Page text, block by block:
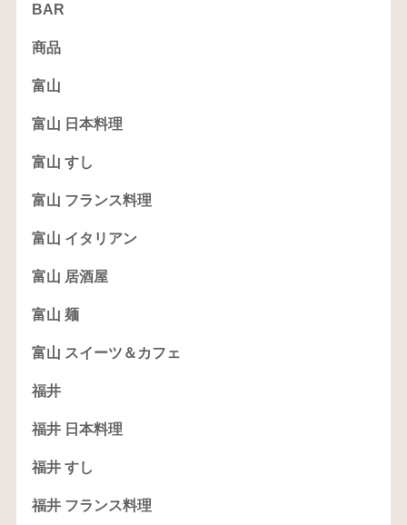
BAR
商品
富山
富山 日本料理
富山 すし
富山 フランス料理
富山 イタリアン
富山 居酒屋
富山 麺
富山 スイーツ＆カフェ
福井
福井 日本料理
福井 すし
福井 フランス料理